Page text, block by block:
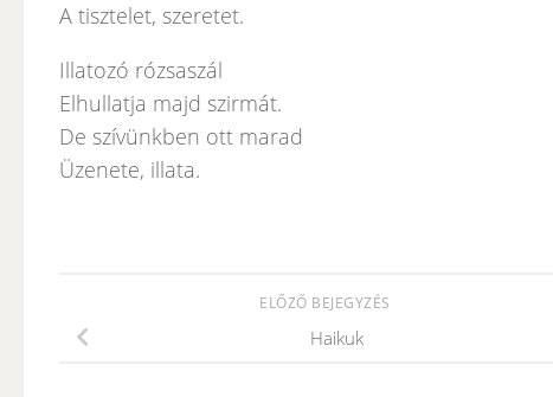
A tisztelet, szeretet.
Illatozó rózsaszál
Elhullatja majd szirmát.
De szívünkben ott marad
Üzenete, illata.
ELŐZŐ BEJEGYZÉS
Haikuk